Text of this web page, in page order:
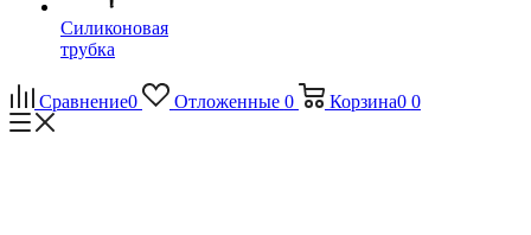
Силиконовая
трубка
Сравнение0 Отложенные 0 Корзина0 0